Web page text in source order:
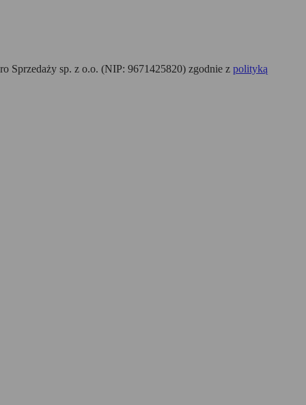
Sprzedaży sp. z o.o. (NIP: 9671425820) zgodnie z polityką